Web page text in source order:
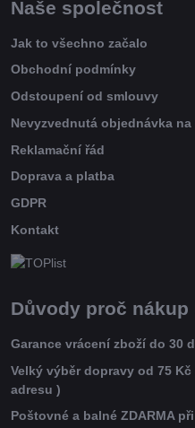
Naše společnost
Jak to všechno začalo
Obchodní podmínky
Odstoupení od smlouvy
Nevyzvednutá objednávka
Reklamační řád
Doprava a platba
GDPR
Kontakt
Důvody proč nákup
Garance vrácení zboží do 30
Velký výběr dopravy od 75
adresu )
Poštovné a balné ZDARMA